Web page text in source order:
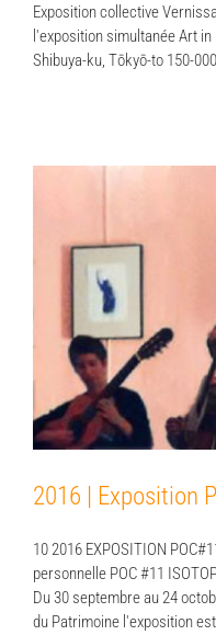
Exposition collective
l'exposition simultanée Art
Shibuya-ku, Tōkyō-to 150-
2016 |
2016 | Exposition
10 2016 EXPOSITION
personnelle POC #11
Du 30 septembre au 24
du Patrimoine l'exposition